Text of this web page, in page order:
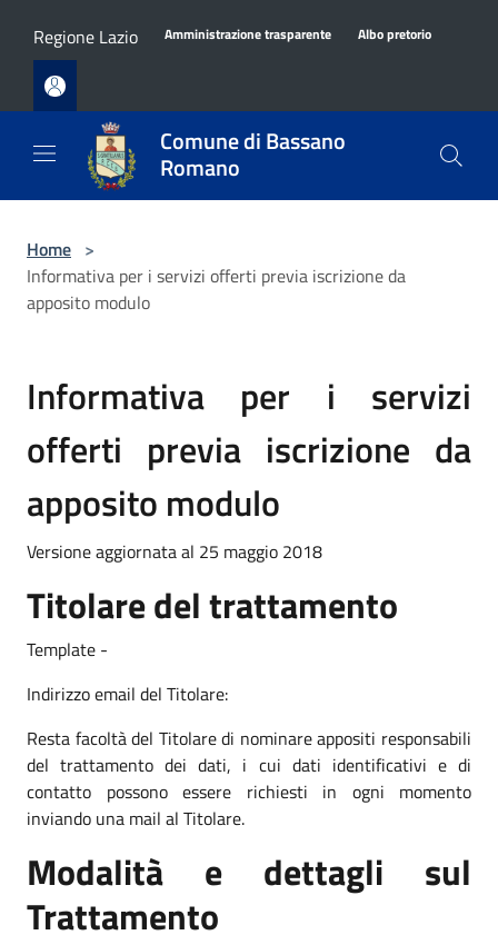
Regione Lazio
Amministrazione trasparente Albo pretorio
Comune di Bassano
Romano
Home >
Informativa per i servizi offerti previa iscrizione da
apposito modulo
Informativa per i servizi
offerti previa iscrizione da
apposito modulo
Versione aggiornata al 25 maggio 2018
Titolare del trattamento
Template -
Indirizzo email del Titolare:
Resta facoltà del Titolare di nominare appositi responsabili
del trattamento dei dati, i cui dati identificativi e di
contatto possono essere richiesti in ogni momento
inviando una mail al Titolare.
Modalità e dettagli sul
Trattamento